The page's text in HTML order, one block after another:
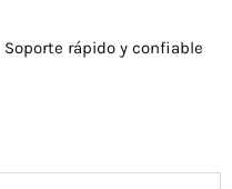
Soporte rápido y confiable